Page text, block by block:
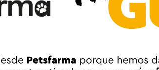
, podrás servir siempre una ración
sin renunciar a la calidad.
de la semana y mantener el interés de